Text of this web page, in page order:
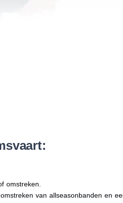
omstreken.
van allseasonbanden en